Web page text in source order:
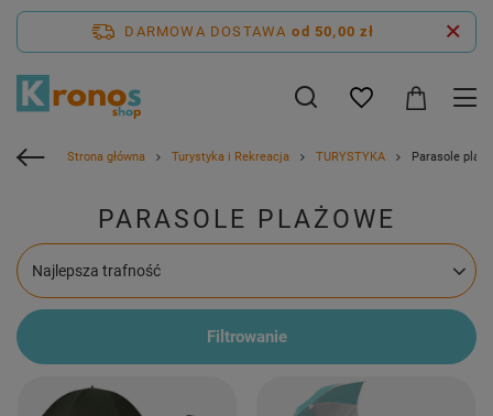
DARMOWA DOSTAWA od 50,00 zł
Strona główna Turystyka i Rekreacja TURYSTYKA Parasole
PARASOLE PLAŻOWE
Zmień sortowanie
Najlepsza trafność
Filtrowanie